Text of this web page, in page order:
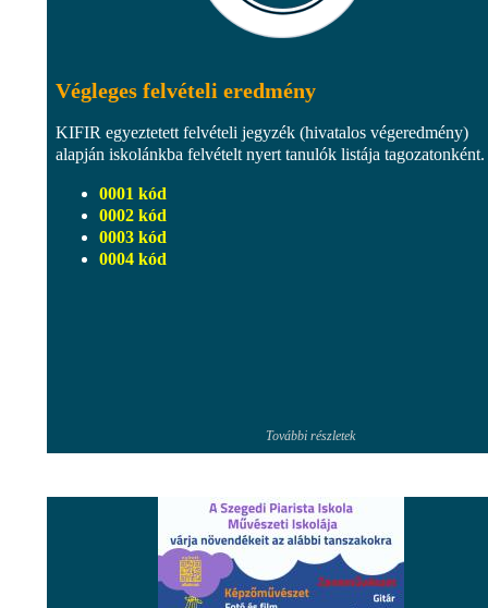
Végleges felvételi eredmény
KIFIR egyeztetett felvételi jegyzék (hivatalos végeredmény)
alapján iskolánkba felvételt nyert tanulók listája tagozatonként.
0001 kód
0002 kód
0003 kód
0004 kód
További részletek